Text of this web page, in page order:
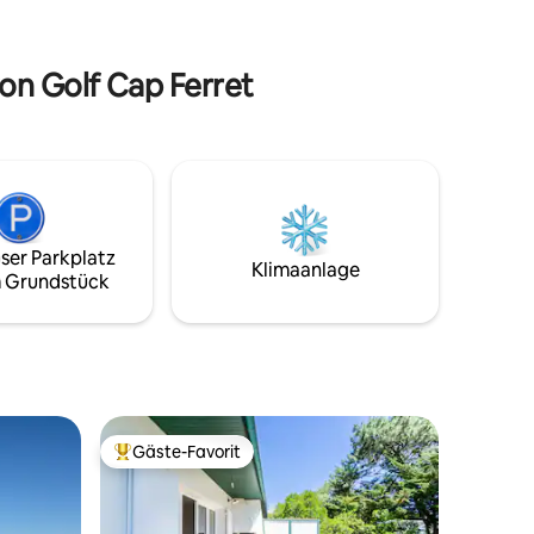
stehtGolf Cap Ferret
Parkplatz
Grundstück
Klimaanlage
Beliebter Gäste-Favorit.
Gäste-Favorit